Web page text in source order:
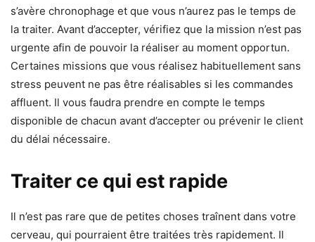
s’avère chronophage et que vous n’aurez pas le temps de
la traiter. Avant d’accepter, vérifiez que la mission n’est pas
urgente afin de pouvoir la réaliser au moment opportun.
Certaines missions que vous réalisez habituellement sans
stress peuvent ne pas être réalisables si les commandes
affluent. Il vous faudra prendre en compte le temps
disponible de chacun avant d’accepter ou prévenir le client
du délai nécessaire.
Traiter ce qui est rapide
Il n’est pas rare que de petites choses traînent dans votre
cerveau, qui pourraient être traitées très rapidement. Il